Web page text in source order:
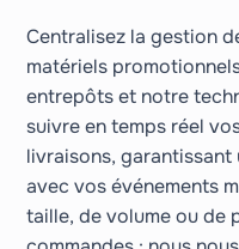
Centralisez la gestion
matériels
entrepôts et notre
suivre en temps réel
livraisons,
avec vos événements
taille, de volume ou de